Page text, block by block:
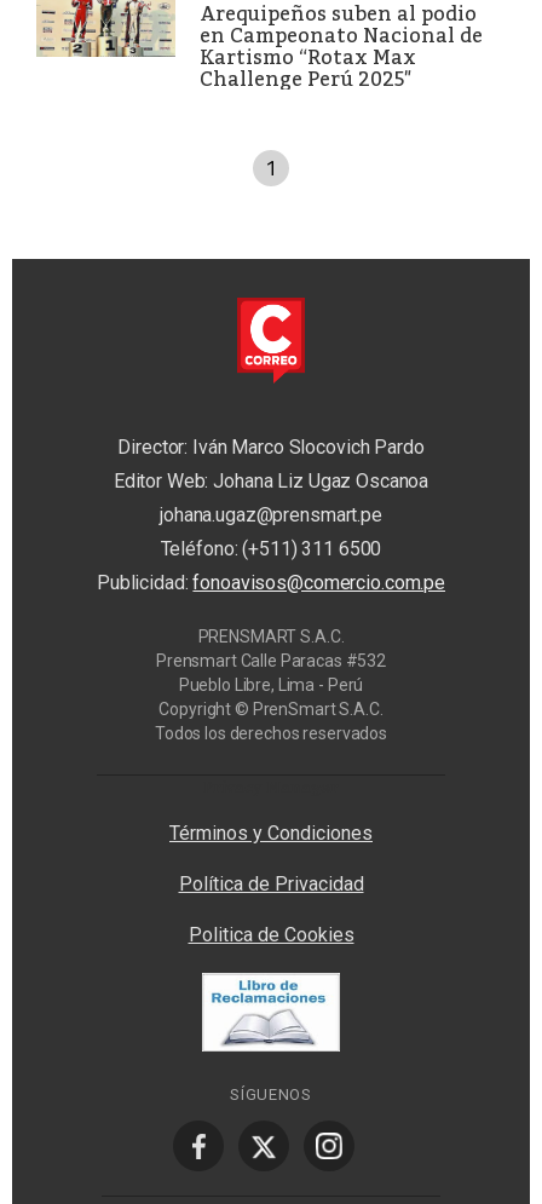
Arequipeños suben al podio
en Campeonato Nacional de
Kartismo “Rotax Max
Challenge Perú 2025″
1
Director: Iván Marco Slocovich Pardo
Editor Web: Johana Liz Ugaz Oscanoa
johana.ugaz@prensmart.pe
Teléfono: (+511) 311 6500
Publicidad:fonoavisos@comercio.com.pe
PRENSMART S.A.C.
Prensmart Calle Paracas #532
Pueblo Libre, Lima - Perú
Copyright © PrenSmart S.A.C.
Todos los derechos reservados
Términos y Condiciones
Política de Privacidad
Politica de Cookies
SÍGUENOS